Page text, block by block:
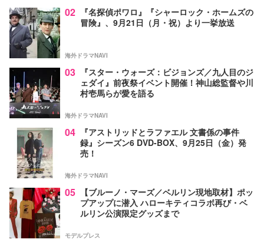
02
『名探偵ポワロ』『シャーロック・ホームズの
冒険』、9月21日（月・祝）より一挙放送
海外ドラマNAVI
03
『スター・ウォーズ：ビジョンズ／九人目のジ
ェダイ』前夜祭イベント開催！神山総監督や川
村壱馬らが愛を語る
海外ドラマNAVI
04
『アストリッドとラファエル 文書係の事件
録』シーズン6 DVD-BOX、9月25日（金）発
売！
海外ドラマNAVI
05
【ブルーノ・マーズ／ベルリン現地取材】ポッ
プアップに潜入 ハローキティコラボ再び・ベ
ルリン公演限定グッズまで
モデルプレス